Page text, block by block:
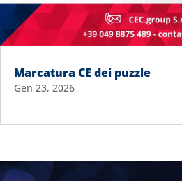
Marcatura CE dei puzzle
Gen 23, 2026